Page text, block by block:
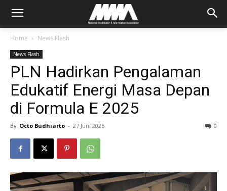
Home News Flash
News Flash
PLN Hadirkan Pengalaman
Edukatif Energi Masa Depan
di Formula E 2025
By Octo Budhiarto - 27 Juni 2025 0